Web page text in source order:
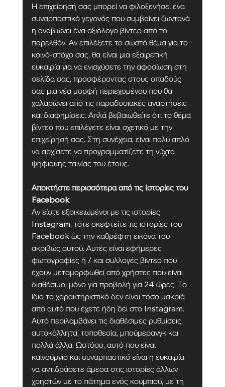
Η επιχείρησή σας μπορεί να φιλοξενήσει ένα
συναρπαστικό γεγονός που συμβαίνει ζωντανά
ή αναβιώνει ένα αξιόλογο βίντεο από το
παρελθόν. Αν επιλέξετε το σωστό θέμα για το
κοινό-στόχο σας, θα είναι μια εξαιρετική
ευκαιρία για να ενισχύσετε την αφοσίωση στη
σελίδα σας, προσφέροντας στους οπαδούς
σας μια νέα μορφή περιεχομένου που θα
χαλαρώνει από τις παραδοσιακές αναρτήσεις
και διαφημίσεις. Απλά βεβαιωθείτε ότι το θέμα
βίντεο που επιλέγετε είναι σχετικό με την
επιχείρησή σας. Στη συνέχεια, είναι πολύ απλό
να αρχίσετε να προγραμματίζετε τη νύχτα
ψηφιακής ταινίας του έτους.
Αποκτήστε περισσότερα από τις Ιστορίες του
Facebook
Αν είστε εξοικειωμένοι με τις ιστορίες
Instagram, τότε σκεφτείτε τις ιστορίες του
Facebook ως την καθρέφτη εικόνα του
ακριβώς αυτού. Αυτές είναι εφήμερες
φωτογραφίες ή / και συλλογές βίντεο που
έχουν μεταμορφωθεί από χρήστες που είναι
διαθέσιμοι μόνο για προβολή για 24 ώρες. Το
ίδιο το χαρακτηριστικό δεν είναι τόσο μακριά
από αυτό που έχετε ήδη δει στο Instagram.
Αυτό περιλαμβάνει τις διαθέσιμες ρυθμίσεις,
αυτοκόλλητα, τοποθεσία, μπούμερανγκ και
πολλά άλλα. Ωστόσο, αυτό που είναι
καινούργιο και συναρπαστικό είναι η ευκαιρία
να αντιδράσετε άμεσα στις ιστορίες άλλων
χρηστών με το πάτημα ενός κουμπιού, με τη